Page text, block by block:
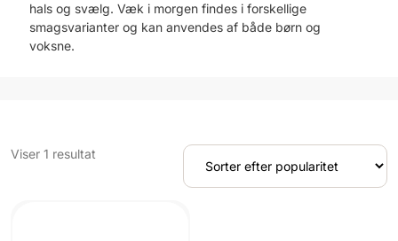
hals og svælg. Væk i morgen findes i forskellige
smagsvarianter og kan anvendes af både børn og
voksne.
Viser 1 resultat